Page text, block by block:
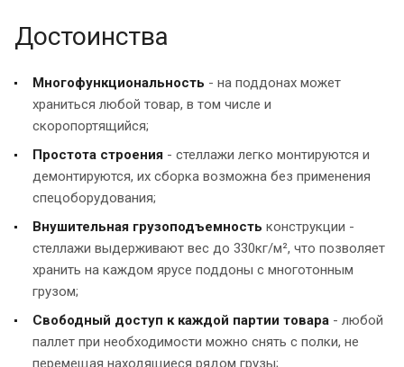
Достоинства
Многофункциональность - на поддонах может
храниться любой товар, в том числе и
скоропортящийся;
Простота строения - стеллажи легко монтируются и
демонтируются, их сборка возможна без применения
спецоборудования;
Внушительная грузоподъемность конструкции -
стеллажи выдерживают вес до 330кг/м², что позволяет
хранить на каждом ярусе поддоны с многотонным
грузом;
Свободный доступ к каждой партии товара - любой
паллет при необходимости можно снять с полки, не
перемещая находящиеся рядом грузы;